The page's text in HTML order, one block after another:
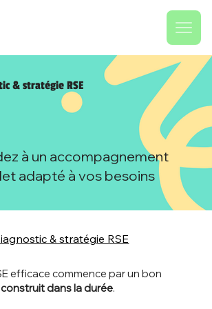
& stratégie RSE
à un accompagnement
adapté à vos besoins
& stratégie RSE
efficace commence par un bon
dans la durée.